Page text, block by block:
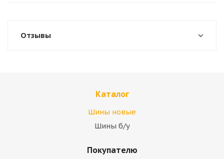
Отзывы
Каталог
Шины новые
Шины б/у
Покупателю